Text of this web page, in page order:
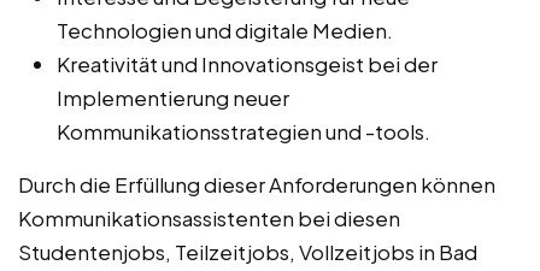
Technologien und digitale Medien.
Kreativität und Innovationsgeist bei der
Implementierung neuer
Kommunikationsstrategien und -tools.
Durch die Erfüllung dieser Anforderungen können
Kommunikationsassistenten bei diesen
Studentenjobs, Teilzeitjobs, Vollzeitjobs in Bad